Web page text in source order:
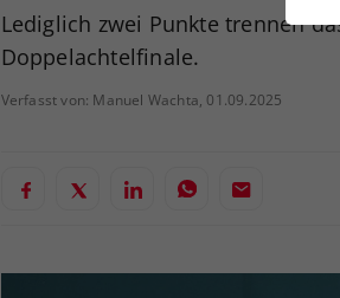
Lediglich zwei Punkte trennen
Doppelachtelfinale.
Verfasst von: Manuel Wachta, 01.09.2025